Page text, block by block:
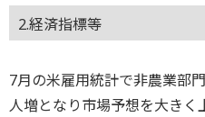
2.経済指標等
7月の米雇用統計で非農業部
人増となり市場予想を大き